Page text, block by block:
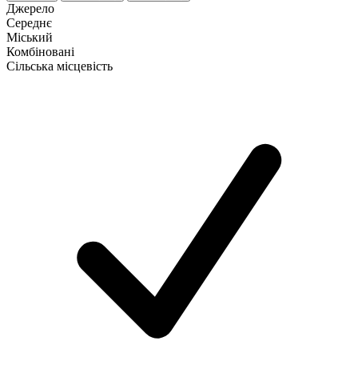
Джерело
Середнє
Міський
Комбіновані
Сільська місцевість